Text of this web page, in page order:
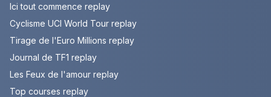
Ici tout commence replay
Cyclisme UCI World Tour replay
Tirage de l'Euro Millions replay
Journal de TF1 replay
Les Feux de l'amour replay
Top courses replay